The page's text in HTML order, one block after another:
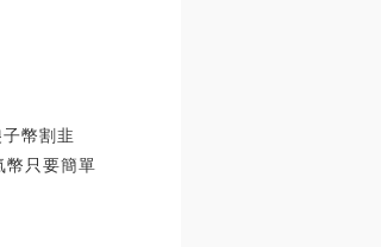
幣割韭
幣只要簡單